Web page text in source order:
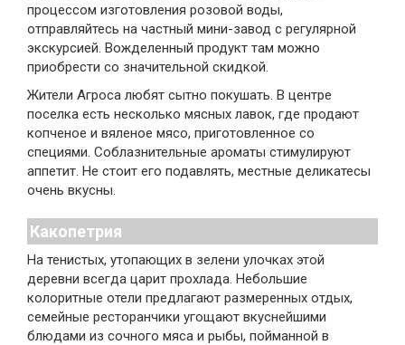
процессом изготовления розовой воды,
отправляйтесь на частный мини-завод с регулярной
экскурсией. Вожделенный продукт там можно
приобрести со значительной скидкой.
Жители Агроса любят сытно покушать. В центре
поселка есть несколько мясных лавок, где продают
копченое и вяленое мясо, приготовленное со
специями. Соблазнительные ароматы стимулируют
аппетит. Не стоит его подавлять, местные деликатесы
очень вкусны.
Какопетрия
На тенистых, утопающих в зелени улочках этой
деревни всегда царит прохлада. Небольшие
колоритные отели предлагают размеренных отдых,
семейные ресторанчики угощают вкуснейшими
блюдами из сочного мяса и рыбы, пойманной в